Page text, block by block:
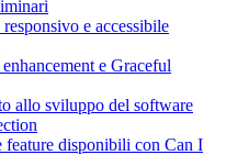
e accessibile
e Graceful
allo sviluppo del software
feature disponibili con Can I